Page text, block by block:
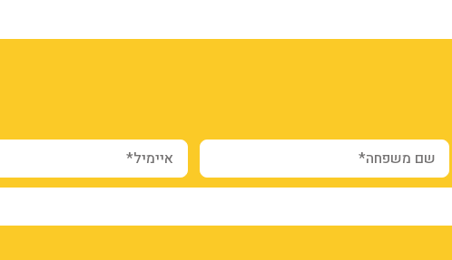
שם משפחה* איימיל*
form-